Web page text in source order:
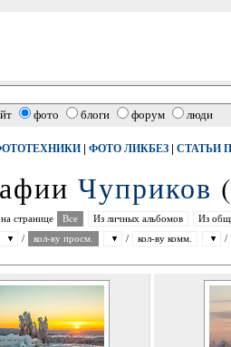
фото блоги форум люди
| ФОТО ЛИКБЕЗ | СТАТЬИ
Чуприков
странице Все Из личных альбомов
Из
/ кол-ву просм. / кол-ву комм. /